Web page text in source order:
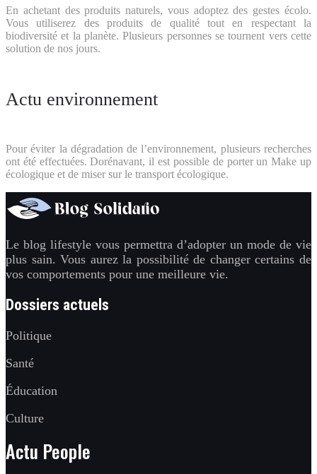
En achetant des produits naturels, vous adoptez des gestes écolo.
Vous utiliserez des produits de qualité tout en respectant la
biodiversité et la planète. Plusieurs personnes se tournent vers cette
solution de nos jours.
Actu environnement
Pour éviter la dégradation de l’environnement, plusieurs recherches
ont été effectuées. Dorénavant, il est possible de porter un Make up
écologique et de miser sur le transport écologique.
Le blog lifestyle vous permettra d’adopter un mode de vie
plus sain. Vous aurez la possibilité de changer certains de
vos comportements pour une meilleure vie.
Dossiers actuels
Politique
Santé
Éducation
Culture
Actu People